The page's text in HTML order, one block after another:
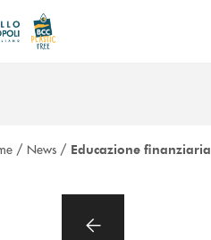
/ News / Educazione finanziaria